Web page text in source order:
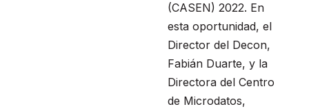
(CASEN) 2022. En
esta oportunidad, el
Director del Decon,
Fabián Duarte, y la
Directora del Centro
de Microdatos,